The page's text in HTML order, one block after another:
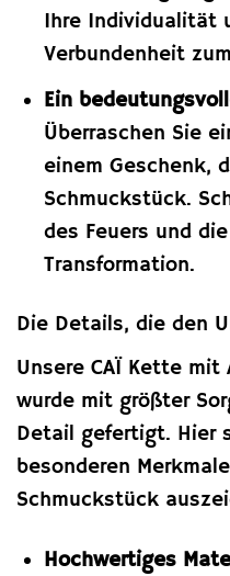
Ihre Individualität
Verbundenheit
Ein
Überraschen Sie
einem Geschenk,
Schmuckstück.
des Feuers und
Transformation.
Die Details, die den
Unsere CAÏ Kette mit
wurde mit größter
Detail gefertigt. Hier
besonderen
Schmuckstück
Hochwertiges